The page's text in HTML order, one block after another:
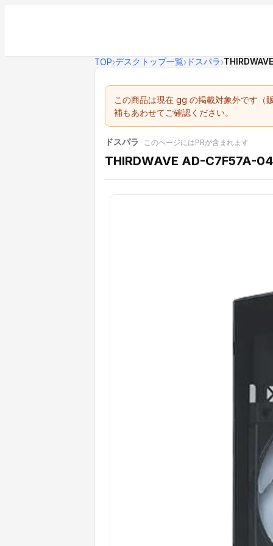
TOP›デスクトップ一覧›ドスパラ›
この商品は現在 gg の掲載対象外です（
補もあわせてご確認ください。
ドスパラ このページにはPRが含まれます
THIRDWAVE AD-C7F57A-